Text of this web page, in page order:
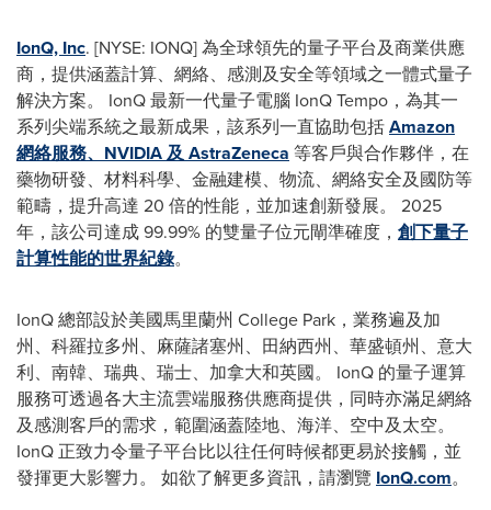
IonQ, Inc. [NYSE: IONQ] 為全球領先的量子平台及商業供應
商，提供涵蓋計算、網絡、感測及安全等領域之一體式量子
解決方案。 IonQ 最新一代量子電腦 IonQ Tempo，為其一
系列尖端系統之最新成果，該系列一直協助包括Amazon
網絡服務、NVIDIA 及 AstraZeneca 等客戶與合作夥伴，在
藥物研發、材料科學、金融建模、物流、網絡安全及國防等
範疇，提升高達 20 倍的性能，並加速創新發展。 2025
年，該公司達成 99.99% 的雙量子位元閘準確度， 創下量子
計算性能的世界紀錄。
IonQ 總部設於美國馬里蘭州 College Park，業務遍及加
州、科羅拉多州、麻薩諸塞州、田納西州、華盛頓州、意大
利、南韓、瑞典、瑞士、加拿大和英國。 IonQ 的量子運算
服務可透過各大主流雲端服務供應商提供，同時亦滿足網絡
及感測客戶的需求，範圍涵蓋陸地、海洋、空中及太空。
IonQ 正致力令量子平台比以往任何時候都更易於接觸，並
發揮更大影響力。 如欲了解更多資訊，請瀏覽 IonQ.com。